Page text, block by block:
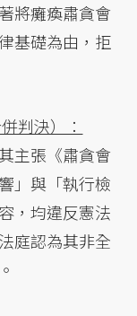
將癱瘓肅貪會
基礎為由，拒
判決）：
主張《肅貪會
」與「執行檢
，均違反憲法
庭認為其非全